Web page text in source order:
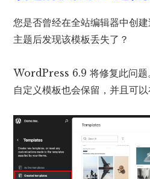
您是否曾经在全站编辑器中创
主题后发现该模板丢失了？
WordPress 6.9 将修复此问题
自定义模板也会保留，并且可以